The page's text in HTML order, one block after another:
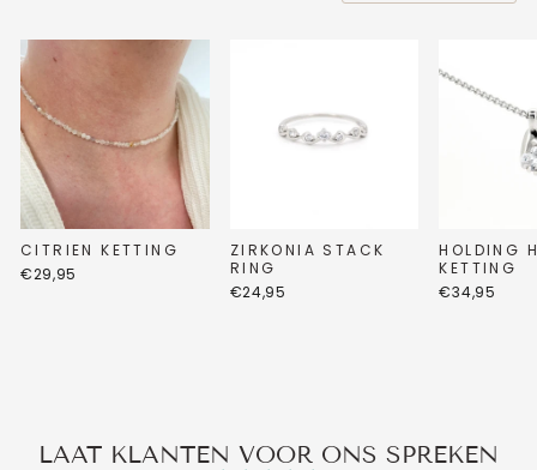
CITRIEN KETTING
€29,95
ZIRKONIA STACK
RING
€24,95
HOLDING
KETTING
€34,95
LAAT KLANTEN VOOR ONS SPREKEN